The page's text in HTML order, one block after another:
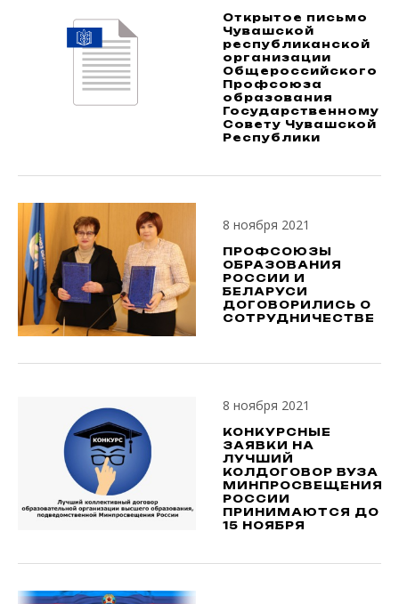
Открытое письмо
Чувашской
республиканской
организации
Общероссийского
Профсоюза
образования
Государственному
Совету Чувашской
Республики
8 ноября 2021
ПРОФСОЮЗЫ
ОБРАЗОВАНИЯ
РОССИИ И
БЕЛАРУСИ
ДОГОВОРИЛИСЬ О
СОТРУДНИЧЕСТВЕ
8 ноября 2021
КОНКУРСНЫЕ
ЗАЯВКИ НА
ЛУЧШИЙ
КОЛДОГОВОР ВУЗА
МИНПРОСВЕЩЕНИЯ
РОССИИ
ПРИНИМАЮТСЯ ДО
15 НОЯБРЯ